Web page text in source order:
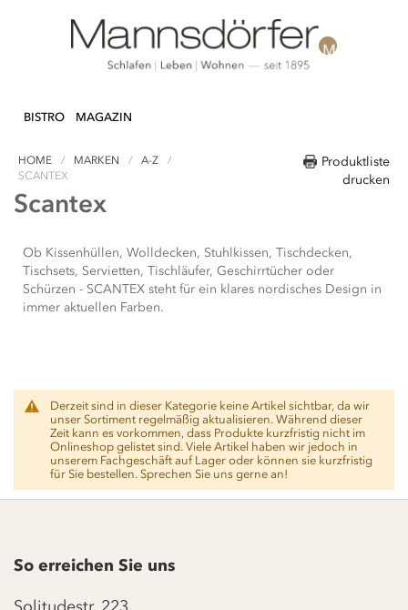
zum
BISTRO MAGAZIN
Produktliste
drucken
HOME MARKEN
A-Z
SCANTEX
Scantex
Ob Kissenhüllen, Wolldecken, Stuhlkissen, Tischdecken,
Tischsets, Servietten, Tischläufer, Geschirrtücher oder
Schürzen - SCANTEX steht für ein klares nordisches Design in
immer aktuellen Farben.
Derzeit sind in dieser Kategorie keine Artikel sichtbar, da wir
unser Sortiment regelmäßig aktualisieren. Während dieser
Zeit kann es vorkommen, dass Produkte kurzfristig nicht im
Onlineshop gelistet sind. Viele Artikel haben wir jedoch in
unserem Fachgeschäft auf Lager oder können sie kurzfristig
für Sie bestellen. Sprechen Sie uns gerne an!
So erreichen Sie uns